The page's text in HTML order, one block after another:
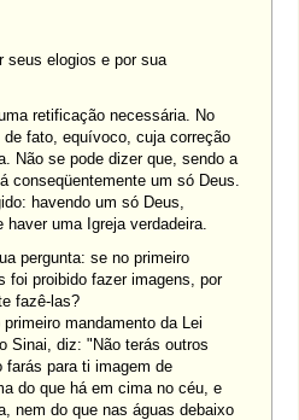
seus elogios e por sua
retificação necessária. No
fato, equívoco, cuja correção
Não se pode dizer que, sendo a
conseqüentemente um só Deus.
havendo um só Deus,
uma Igreja verdadeira.
pergunta: se no primeiro
foi proibido fazer imagens, por
fazê-las?
mandamento da Lei
Sinai, diz: "Não terás outros
farás para ti imagem de
do que há em cima no céu, e
nem do que nas águas debaixo